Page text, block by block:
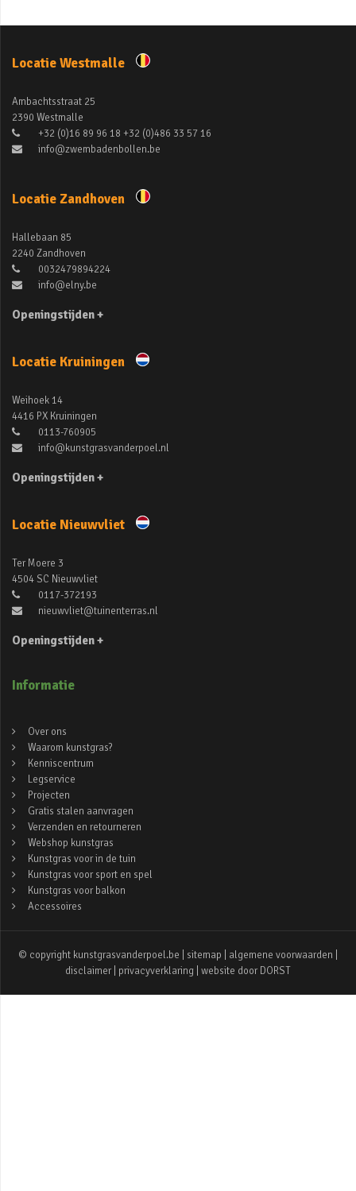
Locatie Westmalle
Ambachtsstraat 25
2390 Westmalle
+32 (0)16 89 96 18 +32 (0)486 33 57 16
info@zwembadenbollen.be
Locatie Zandhoven
Hallebaan 85
2240 Zandhoven
0032479894224
info@elny.be
Openingstijden +
Locatie Kruiningen
Weihoek 14
4416 PX Kruiningen
0113-760905
info@kunstgrasvanderpoel.nl
Openingstijden +
Locatie Nieuwvliet
Ter Moere 3
4504 SC Nieuwvliet
0117-372193
nieuwvliet@tuinenterras.nl
Openingstijden +
Informatie
Over ons
Waarom kunstgras?
Kenniscentrum
Legservice
Projecten
Gratis stalen aanvragen
Verzenden en retourneren
Webshop kunstgras
Kunstgras voor in de tuin
Kunstgras voor sport en spel
Kunstgras voor balkon
Accessoires
© copyright kunstgrasvanderpoel.be | sitemap algemene voorwaarden
disclaimer
privacyverklaring | website door DORST